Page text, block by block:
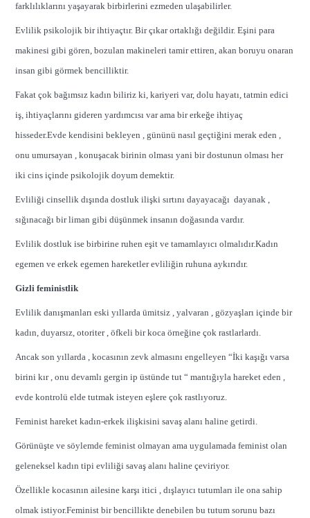
farklılıklarını yaşayarak birbirlerini ezmeden ulaşabilirler.
Evlilik psikolojik bir ihtiyaçtır. Bir çıkar ortaklığı değildir. Eşini para
makinesi gibi gören, bozulan makineleri tamir ettiren, akan boruyu onaran
insan gibi görmek bencilliktir.
Fakat çok bağımsız kadın biliriz ki, kariyeri var, dolu hayatı, tatmin edici
iş, ihtiyaçlarını gideren yardımcısı var ama bir erkeğe ihtiyaç
hisseder.Evde kendisini bekleyen , gününü nasıl geçtiğini merak eden ,
onu umursayan , konuşacak birinin olması yani bir dostunun olması her
iki cins içinde psikolojik doyum demektir.
Evliliği cinsellik dışında dostluk ilişki sırtını dayayacağı dayanak ,
sığınacağı bir liman gibi düşünmek insanın doğasında vardır.
Evlilik dostluk ise birbirine ruhen eşit ve tamamlayıcı olmalıdır.Kadın
egemen ve erkek egemen hareketler evliliğin ruhuna aykırıdır.
Gizli feministlik
Evlilik danışmanları eski yıllarda ümitsiz , yalvaran , gözyaşları içinde bir
kadın, duyarsız, otoriter , öfkeli bir koca örneğine çok rastlarlardı.
Ancak son yıllarda , kocasının zevk almasını engelleyen “İki kaşığı varsa
birini kır , onu devamlı gergin ip üstünde tut “ mantığıyla hareket eden ,
evde kontrolü elde tutmak isteyen eşlere çok rastlıyoruz.
Feminist hareket kadın-erkek ilişkisini savaş alanı haline getirdi.
Görünüşte ve söylemde feminist olmayan ama uygulamada feminist olan
geleneksel kadın tipi evliliği savaş alanı haline çeviriyor.
Özellikle kocasının ailesine karşı itici , dışlayıcı tutumları ile ona sahip
olmak istiyor.Feminist bir bencillikte denebilen bu tutum sorunu bazı